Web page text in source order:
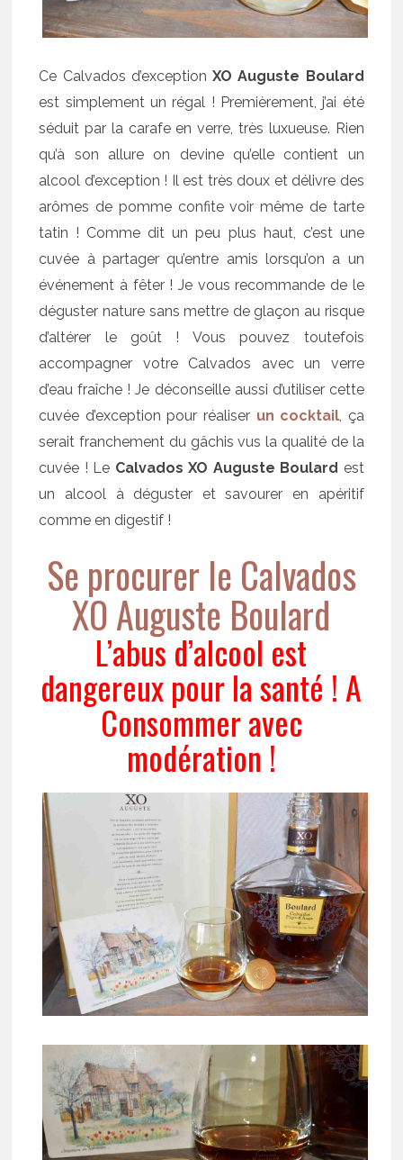
Ce Calvados d’exception XO Auguste Boulard
est simplement un régal ! Premièrement, j’ai été
séduit par la carafe en verre, très luxueuse. Rien
qu’à son allure on devine qu’elle contient un
alcool d’exception ! Il est très doux et délivre des
arômes de pomme confite voir même de tarte
tatin ! Comme dit un peu plus haut, c’est une
cuvée à partager qu’entre amis lorsqu’on a un
événement à fêter ! Je vous recommande de le
déguster nature sans mettre de glaçon au risque
d’altérer le goût ! Vous pouvez toutefois
accompagner votre Calvados avec un verre
d’eau fraîche ! Je déconseille aussi d’utiliser cette
cuvée d’exception pour réaliser un cocktail, ça
serait franchement du gâchis vus la qualité de la
cuvée ! Le Calvados XO Auguste Boulard est
un alcool à déguster et savourer en apéritif
comme en digestif !
Se procurer le Calvados
XO Auguste Boulard
L’abus d’alcool est
dangereux pour la santé ! A
Consommer avec
modération !